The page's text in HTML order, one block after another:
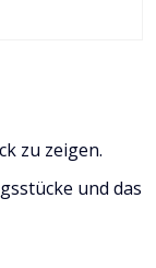
zu zeigen.
und das